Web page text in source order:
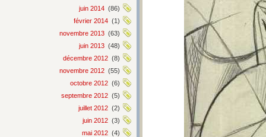
juin 2014 (86)
février 2014 (1)
novembre 2013 (63)
juin 2013 (48)
décembre 2012 (8)
novembre 2012 (55)
octobre 2012 (6)
septembre 2012 (5)
juillet 2012 (2)
juin 2012 (3)
mai 2012 (4)